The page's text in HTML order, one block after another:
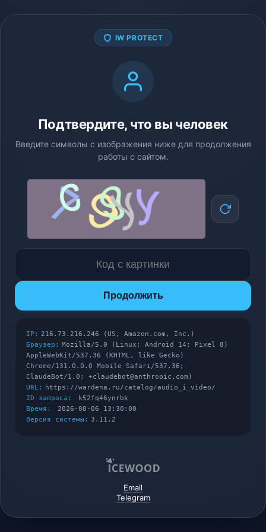
IW PROTECT
Подтвердите, что вы человек
Введите символы с изображения ниже для продолжения
работы с сайтом.
Продолжить
IP: 216.73.216.246 (US, Amazon.com, Inc.)
Браузер: Mozilla/5.0 (Linux; Android 14; Pixel 8)
AppleWebKit/537.36 (KHTML, like Gecko)
Chrome/131.0.0.0 Mobile Safari/537.36;
ClaudeBot/1.0; +claudebot@anthropic.com)
URL:
https://wardena.ru/catalog/audio_i_video/
ID запроса:
k52fq46ynrbk
Время:
2026-08-06 13:30:00
Версия системы: 3.11.2
Email
Telegram